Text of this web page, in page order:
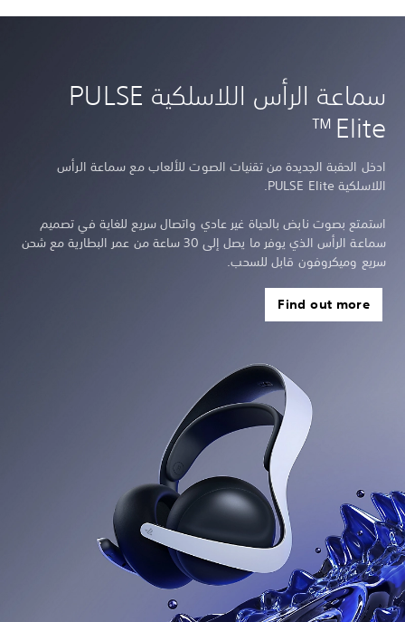
سماعة الرأس اللاسلكية PULSE
Elite™
ادخل الحقبة الجديدة من تقنيات الصوت للألعاب مع سماعة الرأس
اللاسلكية PULSE Elite.
استمتع بصوت نابض بالحياة غير عادي واتصال سريع للغاية في تصميم
سماعة الرأس الذي يوفر ما يصل إلى 30 ساعة من عمر البطارية مع شحن
سريع وميكروفون قابل للسحب.
Find out more